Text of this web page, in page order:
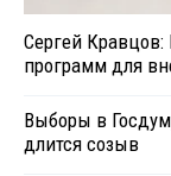
Сергей
программ для
Выборы в
длится созыв